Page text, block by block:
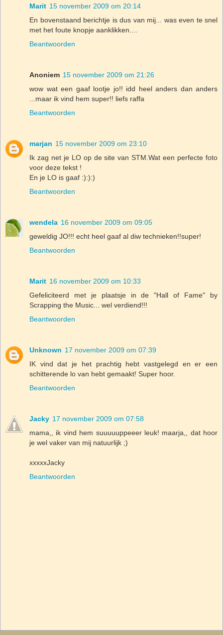
Marit 15 november 2009 om 20:14
En bovenstaand berichtje is dus van mij... was even te snel
met het foute knopje aanklikken....
Beantwoorden
Anoniem 15 november 2009 om 21:26
wow wat een gaaf lootje jo!! idd heel anders dan anders
...maar ik vind hem super!! liefs raffa
Beantwoorden
marjan 15 november 2009 om 23:10
Ik zag net je LO op de site van STM.Wat een perfecte foto
voor deze tekst !
En je LO is gaaf :):):)
Beantwoorden
wendela 16 november 2009 om 09:05
geweldig JO!!! echt heel gaaf al diw technieken!!super!
Beantwoorden
Marit 16 november 2009 om 10:33
Gefeliciteerd met je plaatsje in de "Hall of Fame" by
Scrapping the Music... wel verdiend!!!
Beantwoorden
Unknown 17 november 2009 om 07:39
IK vind dat je het prachtig hebt vastgelegd en er een
schitterende lo van hebt gemaakt! Super hoor.
Beantwoorden
Jacky 17 november 2009 om 07:58
mama,, ik vind hem suuuuuppeeer leuk! maarja,, dat hoor
je wel vaker van mij natuurlijk ;)
xxxxxJacky
Beantwoorden